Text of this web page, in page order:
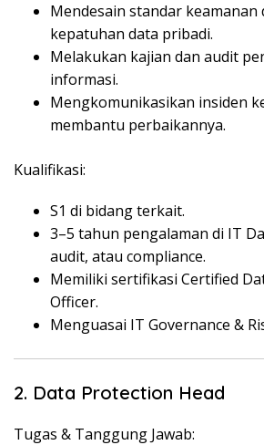
Mendesain standar keamanan
kepatuhan data pribadi.
Melakukan kajian dan audit
informasi.
Mengkomunikasikan insiden
membantu perbaikannya.
Kualifikasi:
S1 di bidang terkait.
3–5 tahun pengalaman di IT
audit, atau compliance.
Memiliki sertifikasi Certified
Officer.
Menguasai IT Governance &
2. Data Protection Head
Tugas & Tanggung Jawab: